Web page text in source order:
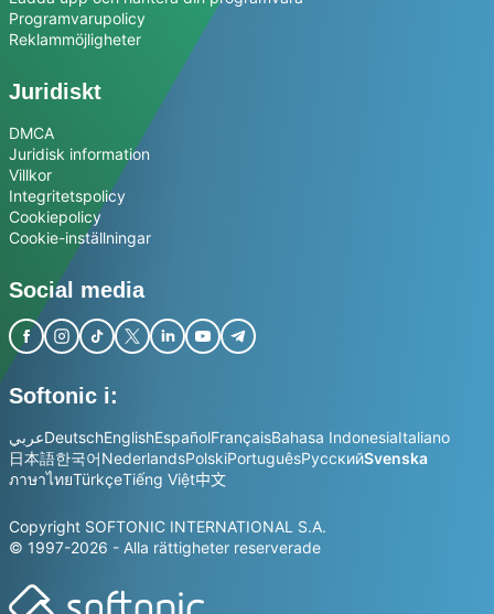
Programvarupolicy
Reklammöjligheter
Juridiskt
DMCA
Juridisk information
Villkor
Integritetspolicy
Cookiepolicy
Cookie-inställningar
Social media
Softonic i:
عربيDeutschEnglishEspañolFrançaisBahasa IndonesiaItaliano
日本語한국어NederlandsPolskiPortuguêsРусскийSvenska
ภาษาไทยTürkçeTiếng Việt中文
Copyright SOFTONIC INTERNATIONAL S.A.
© 1997-2026 - Alla rättigheter reserverade